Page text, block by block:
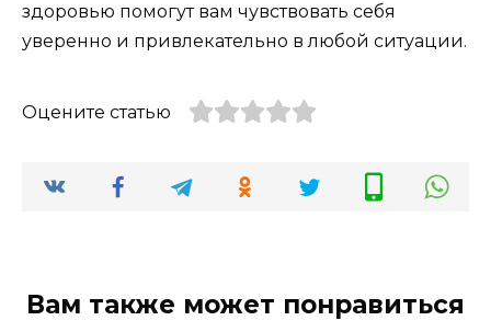
здоровью помогут вам чувствовать себя
уверенно и привлекательно в любой ситуации.
Оцените статью
Вам также может понравиться